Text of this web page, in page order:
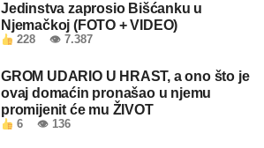
Jedinstva zaprosio Bišćanku u
Njemačkoj (FOTO + VIDEO)
228 👁 7.387
GROM UDARIO U HRAST, a ono što je
ovaj domaćin pronašao u njemu
promijenit će mu ŽIVOT
6 👁 136